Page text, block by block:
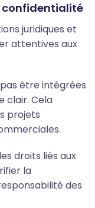
confidentialité
juridiques et
attentives aux
être intégrées
clair. Cela
projets
droits liés aux
la
des